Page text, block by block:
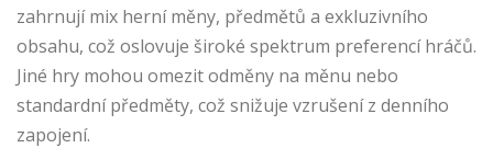
zahrnují mix herní měny, předmětů a exkluzivního
obsahu, což oslovuje široké spektrum preferencí hráčů.
Jiné hry mohou omezit odměny na měnu nebo
standardní předměty, což snižuje vzrušení z denního
zapojení.